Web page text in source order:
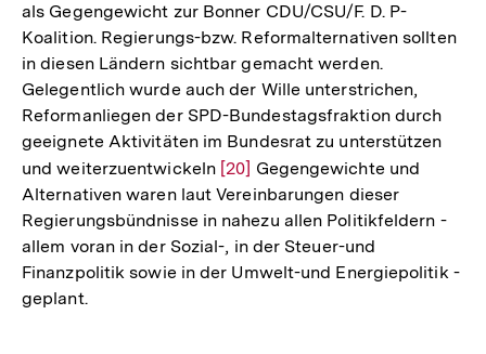
der
als Gegengewicht zur Bonner CDU/CSU/F. D. P-
Koalition. Regierungs-bzw. Reformalternativen sollten
in diesen Ländern sichtbar gemacht werden.
Gelegentlich wurde auch der Wille unterstrichen,
Reformanliegen der SPD-Bundestagsfraktion durch
geeignete Aktivitäten im Bundesrat zu unterstützen
und weiterzuentwickeln Zur
Auflösung
der
Fußnote
[20] Gegengewichte und
Alternativen waren laut Vereinbarungen dieser
Regierungsbündnisse in nahezu allen Politikfeldern -
allem voran in der Sozial-, in der Steuer-und
Finanzpolitik sowie in der Umwelt-und Energiepolitik -
geplant.